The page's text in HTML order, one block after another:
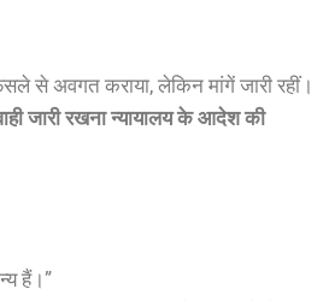
से अवगत कराया, लेकिन मांगें जारी रहीं।
जारी रखना न्यायालय के आदेश की
हैं।”